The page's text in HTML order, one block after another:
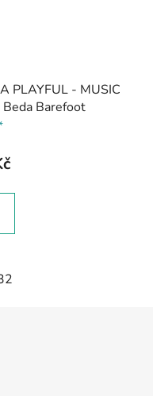
PLAYFUL - MUSIC
Barefoot